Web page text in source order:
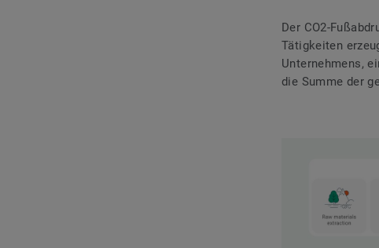
Der CO2-
Tätigkeiten
Unternehmens,
die Summe der